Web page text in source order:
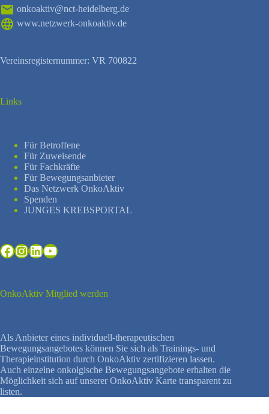
onkoaktiv@nct-heidelberg.de
www.netzwerk-onkoaktiv.de
Vereinsregisternummer: VR 700822
Links
Für Betroffene
Für Zuweisende
Für Fachkräfte
Für Bewegungsanbieter
Das Netzwerk OnkoAktiv
Spenden
JUNGES KREBSPORTAL
Facebook
Instagram
LinkedIn
YouTube
OnkoAktiv Mitglied werden
Als Anbieter eines individuell-therapeutischen
Bewegungsangebotes können Sie sich als Trainings- und
Therapieinstitution durch OnkoAktiv zertifizieren lassen.
Auch einzelne onkolgische Bewegungsangebote erhalten die
Möglichkeit sich auf unserer OnkoAktiv Karte transparent zu
listen.